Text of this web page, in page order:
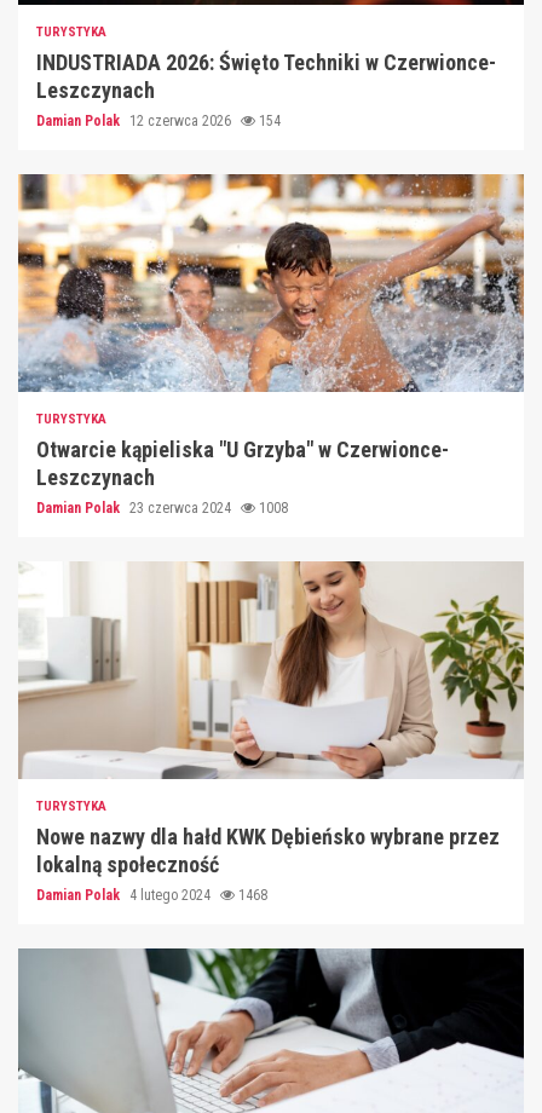
TURYSTYKA
INDUSTRIADA 2026: Święto Techniki w Czerwionce-
Leszczynach
Damian Polak 12 czerwca 2026 154
TURYSTYKA
Otwarcie kąpieliska "U Grzyba" w Czerwionce-
Leszczynach
Damian Polak 23 czerwca 2024 1008
TURYSTYKA
Nowe nazwy dla hałd KWK Dębieńsko wybrane przez
lokalną społeczność
Damian Polak 4 lutego 2024 1468